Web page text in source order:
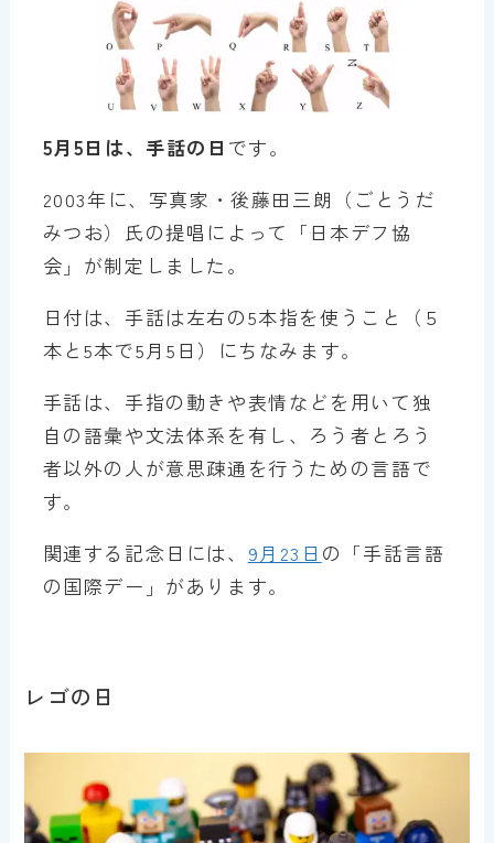
5月5日は、手話の日 です。
2003年に、写真家・後藤田三朗（ごとうだ
みつお）氏の提唱によって「日本デフ協
会」が制定しました。
日付は、手話は左右の5本指を使うこと（５
本と5本で5月5日）にちなみます。
手話は、手指の動きや表情などを用いて独
自の語彙や文法体系を有し、ろう者とろう
者以外の人が意思疎通を行うための言語で
す。
関連する記念日には、 9月23日 の「手話言語
の国際デー」があります。
レゴの日